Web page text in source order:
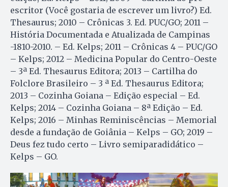
escritor (Você gostaria de escrever um livro?) Ed.
Thesaurus; 2010 – Crônicas 3. Ed. PUC/GO; 2011 –
História Documentada e Atualizada de Campinas
-1810-2010. – Ed. Kelps; 2011 – Crônicas 4 – PUC/GO
– Kelps; 2012 – Medicina Popular do Centro-Oeste
– 3ª Ed. Thesaurus Editora; 2013 – Cartilha do
Folclore Brasileiro – 3 ª Ed. Thesaurus Editora;
2013 – Cozinha Goiana – Edição especial – Ed.
Kelps; 2014 – Cozinha Goiana – 8ª Edição – Ed.
Kelps; 2016 – Minhas Reminiscências – Memorial
desde a fundação de Goiânia – Kelps – GO; 2019 –
Deus fez tudo certo – Livro semiparadidático –
Kelps – GO.